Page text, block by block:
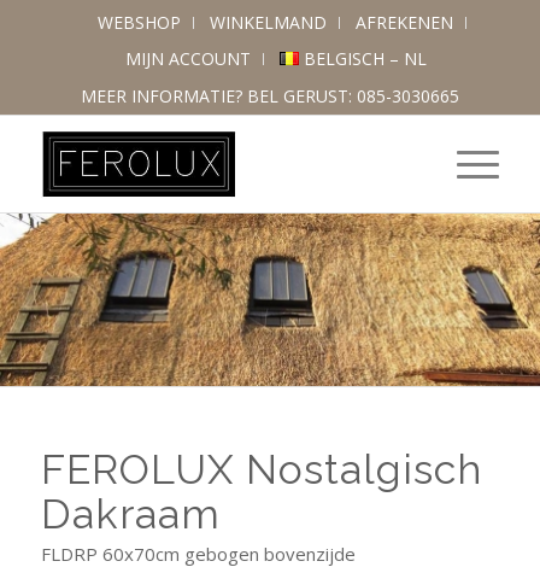
WEBSHOP WINKELMAND
AFREKENEN
MIJN ACCOUNT
BELGISCH – NL
MEER INFORMATIE? BEL GERUST: 085-3030665
FEROLUX Nostalgisch
Dakraam
FLDRP 60x70cm gebogen bovenzijde